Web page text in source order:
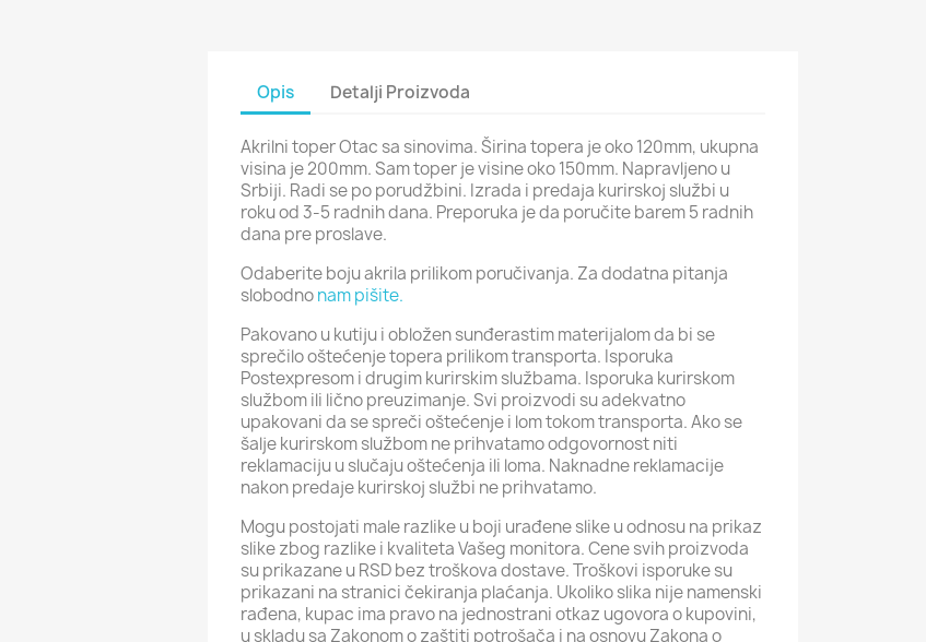
Opis Detalji Proizvoda
Akrilni toper Otac sa sinovima. Širina topera je oko 120mm, ukupna
visina je 200mm. Sam toper je visine oko 150mm. Napravljeno u
Srbiji. Radi se po porudžbini. Izrada i predaja kurirskoj službi u
roku od 3-5 radnih dana. Preporuka je da poručite barem 5 radnih
dana pre proslave.
Odaberite boju akrila prilikom poručivanja. Za dodatna pitanja
slobodnonam pišite.
Pakovano u kutiju i obložen sunđerastim materijalom da bi se
sprečilo oštećenje topera prilikom transporta. Isporuka
Postexpresom i drugim kurirskim službama. Isporuka kurirskom
službom ili lično preuzimanje. Svi proizvodi su adekvatno
upakovani da se spreči oštećenje i lom tokom transporta. Ako se
šalje kurirskom službom ne prihvatamo odgovornost niti
reklamaciju u slučaju oštećenja ili loma. Naknadne reklamacije
nakon predaje kurirskoj službi ne prihvatamo.
Mogu postojati male razlike u boji urađene slike u odnosu na prikaz
slike zbog razlike i kvaliteta Vašeg monitora. Cene svih proizvoda
su prikazane u RSD bez troškova dostave. Troškovi isporuke su
prikazani na stranici čekiranja plaćanja. Ukoliko slika nije namenski
rađena, kupac ima pravo na jednostrani otkaz ugovora o kupovini,
u skladu sa Zakonom o zaštiti potrošača i na osnovu Zakona o